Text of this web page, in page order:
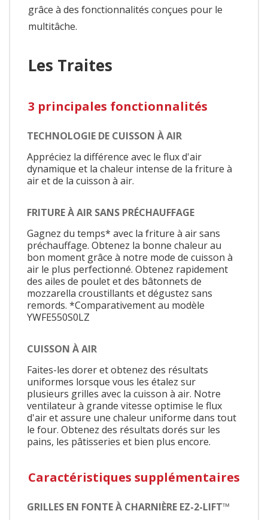
grâce à des fonctionnalités conçues pour le
multitâche.
Les Traites
3 principales fonctionnalités
TECHNOLOGIE DE CUISSON À AIR
Appréciez la différence avec le flux d'air
dynamique et la chaleur intense de la friture à
air et de la cuisson à air.
FRITURE À AIR SANS PRÉCHAUFFAGE
Gagnez du temps* avec la friture à air sans
préchauffage. Obtenez la bonne chaleur au
bon moment grâce à notre mode de cuisson à
air le plus perfectionné. Obtenez rapidement
des ailes de poulet et des bâtonnets de
mozzarella croustillants et dégustez sans
remords. *Comparativement au modèle
YWFE550S0LZ
CUISSON À AIR
Faites-les dorer et obtenez des résultats
uniformes lorsque vous les étalez sur
plusieurs grilles avec la cuisson à air. Notre
ventilateur à grande vitesse optimise le flux
d'air et assure une chaleur uniforme dans tout
le four. Obtenez des résultats dorés sur les
pains, les pâtisseries et bien plus encore.
Caractéristiques supplémentaires
GRILLES EN FONTE À CHARNIÈRE EZ-2-LIFT™